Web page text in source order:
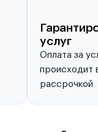
услуг
Оплата за
происходит
рассрочкой